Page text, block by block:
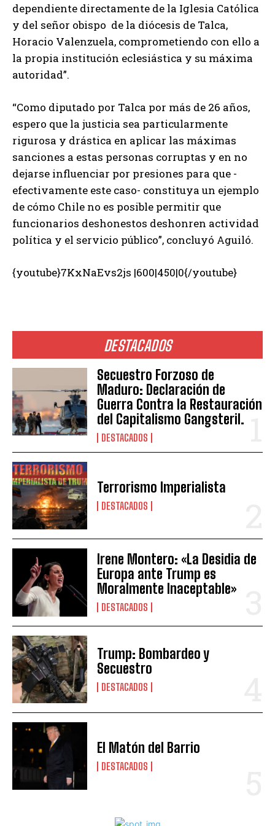
DESTACADOS
Secuestro Forzoso de
Maduro: Declaración de
Guerra Contra la Restauración
del Capitalismo Gangsteril.
DESTACADOS
Terrorismo Imperialista
DESTACADOS
Irene Montero: «La Desidia de
Europa ante Trump es
Moralmente Inaceptable»
DESTACADOS
Trump: Bombardeo y
Secuestro
DESTACADOS
El Matón del Barrio
DESTACADOS
dependiente directamente de la Iglesia Católica
y del señor obispo de la diócesis de Talca,
Horacio Valenzuela, comprometiendo con ello a
la propia institución eclesiástica y su máxima
autoridad”.
“Como diputado por Talca por más de 26 años,
espero que la justicia sea particularmente
rigurosa y drástica en aplicar las máximas
sanciones a estas personas corruptas y en no
dejarse influenciar por presiones para que -
efectivamente este caso- constituya un ejemplo
de cómo Chile no es posible permitir que
funcionarios deshonestos deshonren actividad
política y el servicio público”, concluyó Aguiló.
{youtube}7KxNaEvs2js |600|450|0{/youtube}